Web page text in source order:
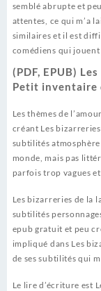
semblé abrupte et
attentes, ce qui m’a
similaires et il est
comédiens qui
(PDF, EPUB)
Petit inventaire
Les thèmes de
créant Les
subtilités
monde, mais pas
parfois trop vagues
Les bizarreries de la
subtilités
epub gratuit et peu
impliqué dans Les
de ses subtilités qui
Le lire d’écriture est